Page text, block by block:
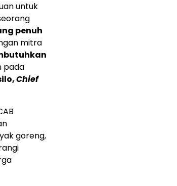
untuk
penuh
mitra
pada
Chief
goreng,